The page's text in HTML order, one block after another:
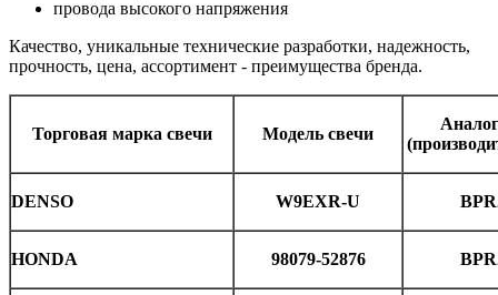
провода высокого напряжения
Качество, уникальные технические разработки, надежность,
прочность, цена, ассортимент - преимущества бренда.
Торговая марка свечи Модель свечи
DENSO W9EXR-U
HONDA 98079-52876